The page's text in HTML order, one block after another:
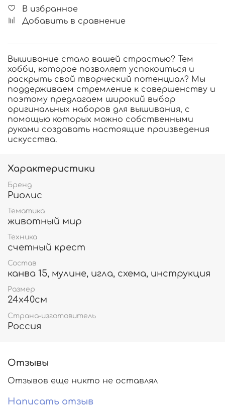
В избранное
Добавить в сравнение
Вышивание стало вашей страстью? Тем
хобби, которое позволяет успокоиться и
раскрыть свой творческий потенциал? Мы
поддерживаем стремление к совершенству и
поэтому предлагаем широкий выбор
оригинальных наборов для вышивания, с
помощью которых можно собственными
руками создавать настоящие произведения
искусства.
Характеристики
Бренд
Риолис
Тематика
животный мир
Техника
счетный крест
Состав
канва 15, мулине, игла, схема, инструкция
Размер
24х40см
Страна-изготовитель
Россия
Отзывы
Отзывов еще никто не оставлял
Написать отзыв